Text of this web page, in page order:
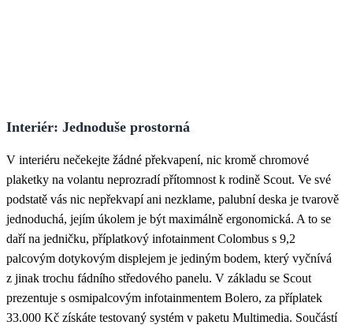
Interiér: Jednoduše prostorná
V interiéru nečekejte žádné překvapení, nic kromě chromové
plaketky na volantu neprozradí přítomnost k rodině Scout. Ve své
podstatě vás nic nepřekvapí ani nezklame, palubní deska je tvarově
jednoduchá, jejím úkolem je být maximálně ergonomická. A to se
daří na jedničku, příplatkový infotainment Colombus s 9,2
palcovým dotykovým displejem je jediným bodem, který vyčnívá
z jinak trochu fádního středového panelu. V základu se Scout
prezentuje s osmipalcovým infotainmentem Bolero, za příplatek
33.000 Kč získáte testovaný systém v paketu Multimedia. Součástí